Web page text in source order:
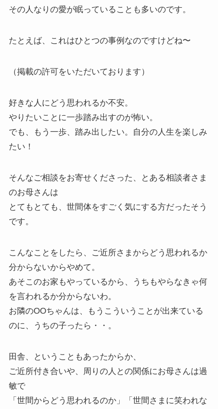
その人なりの愛が眠っていることも多いのです。
たとえば、これはひとつの事例なのですけどね〜
（掲載の許可をいただいております）
好きな人にどう思われるか不安。
やりたいことに一歩踏み出すのが怖い。
でも、もう一歩、踏み出したい。自分の人生を楽しみ
たい！
そんなご相談をお寄せくださった、とある相談者さま
のお母さんは
とてもとても、世間体をすごく気にする方だったそう
です。
こんなことをしたら、ご近所さまからどう思われるか
分からないからやめて。
あそこのお家もやっているから、うちもやらなきゃ何
を言われるか分からないわ。
お隣のOOちゃんは、もうこういうことが出来ている
のに、うちの子ったら・・。
田舎、ということもあったからか、
ご近所付き合いや、周りの人との関係にお母さんは過
敏で
「世間からどう思われるのか」「世間さまに笑われな